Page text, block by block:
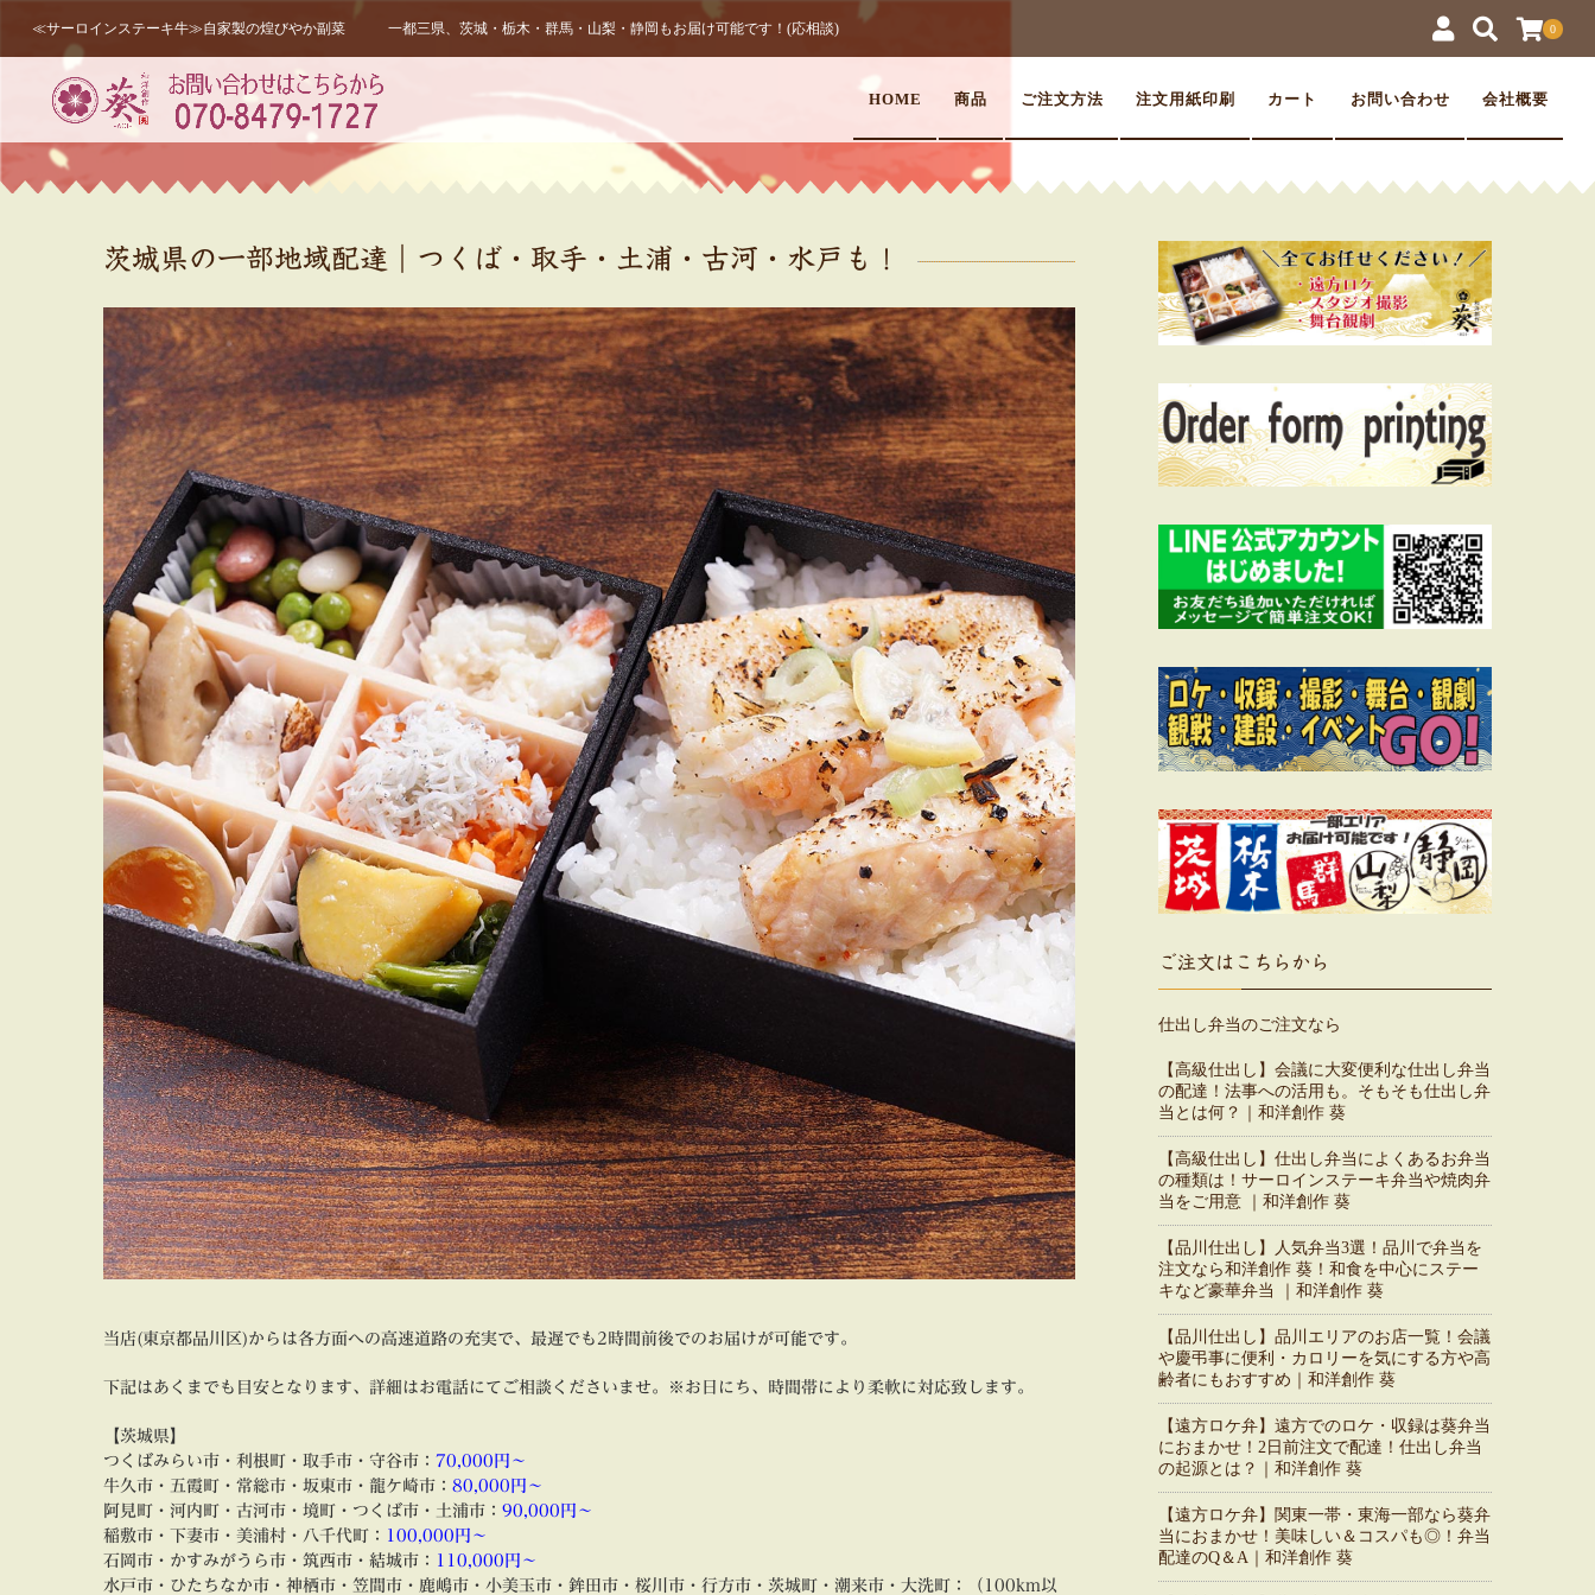
0
HOME 商品 ご注文方法 注文用紙印刷 カート お問い合わせ 会社概要
≪サーロインステーキ牛≫自家製の煌びやか副菜 一都三県、茨城・栃木・群馬・山梨・静岡もお届け可能です！(応相談)
茨城県の一部地域配達｜つくば・取手・土浦・古河・水戸も！
当店(東京都品川区)からは各方面への高速道路の充実で、最遅でも2時間前後でのお届けが可能です。
下記はあくまでも目安となります、詳細はお電話にてご相談くださいませ。※お日にち、時間帯により柔軟に対応致します。
【茨城県】
つくばみらい市・利根町・取手市・守谷市： 70,000円～
牛久市・五霞町・常総市・坂東市・龍ケ崎市： 80,000円～
阿見町・河内町・古河市・境町・つくば市・土浦市： 90,000円～
稲敷市・下妻市・美浦村・八千代町：
100,000円～
石岡市・かすみがうら市・筑西市・結城市：
110,000円～
水戸市・ひたちなか市・神栖市・笠間市・鹿嶋市・小美玉市・鉾田市・桜川市・行方市・茨城町・潮来市・大洗町：（100km以
ご注文はこちらから
仕出し弁当のご注文なら
【高級仕出し】会議に大変便利な仕出し弁当
の配達！法事への活用も。そもそも仕出し弁
当とは何？｜和洋創作 葵
【高級仕出し】仕出し弁当によくあるお弁当
の種類は！サーロインステーキ弁当や焼肉弁
当をご用意 ｜和洋創作 葵
【品川仕出し】人気弁当3選！品川で弁当を
注文なら和洋創作 葵！和食を中心にステー
キなど豪華弁当 ｜和洋創作 葵
【品川仕出し】品川エリアのお店一覧！会議
や慶弔事に便利・カロリーを気にする方や高
齢者にもおすすめ｜和洋創作 葵
【遠方ロケ弁】遠方でのロケ・収録は葵弁当
におまかせ！2日前注文で配達！仕出し弁当
の起源とは？｜和洋創作 葵
【遠方ロケ弁】関東一帯・東海一部なら葵弁
当におまかせ！美味しい＆コスパも◎！弁当
配達のQ＆A｜和洋創作 葵